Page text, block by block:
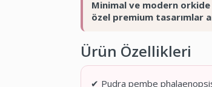
Minimal ve modern
özel premium tasarımlar
Ürün Özellikleri
✔ Pudra pembe